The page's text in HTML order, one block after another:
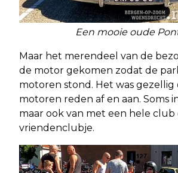
Een mooie oude
Maar het merendeel van de
de motor gekomen zodat de
motoren stond. Het was
motoren reden af en aan. Soms
maar ook van met een hele club
vriendenclubje.